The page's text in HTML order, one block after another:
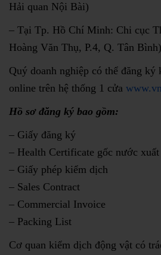
Hải quan Nội Bài)
– Tại Tp. Hồ Chí Minh: Chi cục
Hoàng Văn Thụ, P.4, Q. Tân Bình)
Quý doanh nghiệp có thể đăng
online trên hệ thống 1 cửa
Hồ sơ đăng ký bao gồm:
– Giấy đăng ký
– Health Certificate gốc nước xuất
– Giấy phép kiểm dịch
– Sales Contract
– Commercial Invoice
– Packing List
Cơ quan kiểm dịch động vật có